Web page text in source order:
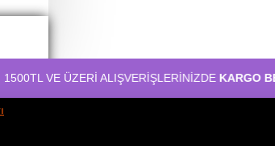
ALIŞVERİŞLERİNİZDEKARGO BEDAVA!